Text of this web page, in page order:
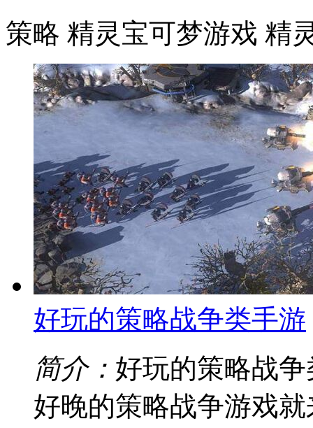
策略 精灵宝可梦游戏 精
好玩的策略战争类手游
简介： 好玩的策略战
好晚的策略战争游戏